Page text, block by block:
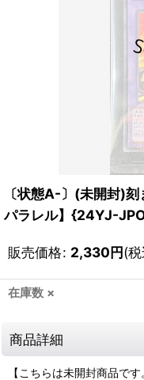
〔状態A-〕(未開封)
パラレル】{24YJ-
販売価格: 2,330円(
在庫数 ×
商品詳細
【こちらは未開封商品です